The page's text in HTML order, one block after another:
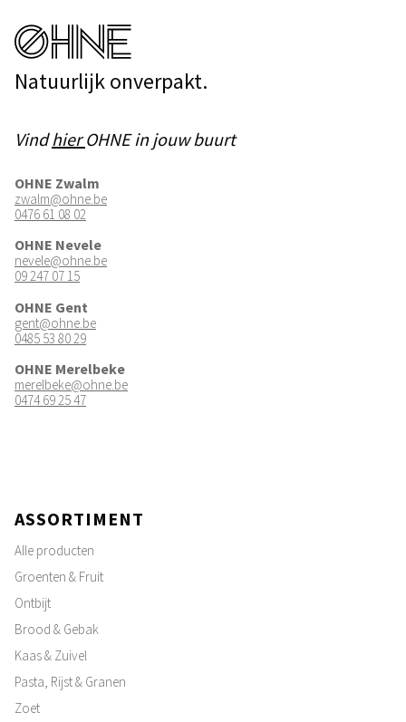
Natuurlijk onverpakt.
VindhierOHNE in jouw buurt
OHNE Zwalm
zwalm@ohne.be
0476 61 08 02
OHNE Nevele
nevele@ohne.be
09 247 07 15
OHNE Gent
gent@ohne.be
0485 53 80 29
OHNE Merelbeke
merelbeke@ohne.be
0474 69 25 47
ASSORTIMENT
Alle producten
Groenten & Fruit
Ontbijt
Brood & Gebak
Kaas & Zuivel
Pasta, Rijst & Granen
Zoet